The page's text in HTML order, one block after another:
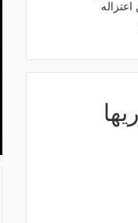
السيتي يرفض
رودري